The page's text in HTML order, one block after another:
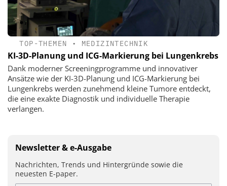
TOP-THEMEN • MEDIZINTECHNIK
KI-3D-Planung und ICG-Markierung bei Lungenkrebs
Dank moderner Screeningprogramme und innovativer
Ansätze wie der KI-3D-Planung und ICG-Markierung bei
Lungenkrebs werden zunehmend kleine Tumore entdeckt,
die eine exakte Diagnostik und individuelle Therapie
verlangen.
Newsletter & e-Ausgabe
Nachrichten, Trends und Hintergründe sowie die
neuesten E-paper.